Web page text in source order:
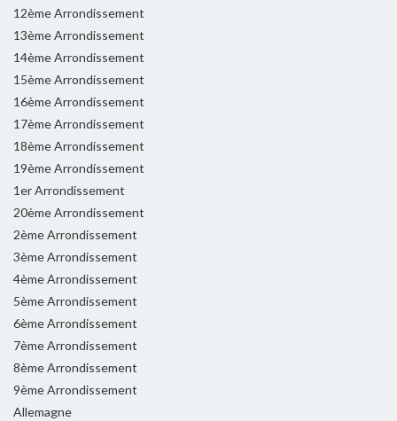
12ème Arrondissement
13ème Arrondissement
14ème Arrondissement
15ème Arrondissement
16ème Arrondissement
17ème Arrondissement
18ème Arrondissement
19ème Arrondissement
1er Arrondissement
20ème Arrondissement
2ème Arrondissement
3ème Arrondissement
4ème Arrondissement
5ème Arrondissement
6ème Arrondissement
7ème Arrondissement
8ème Arrondissement
9ème Arrondissement
Allemagne